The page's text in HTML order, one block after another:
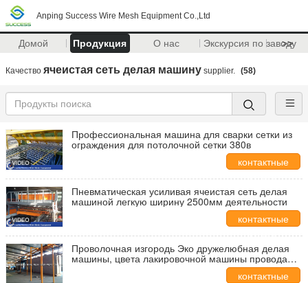
Anping Success Wire Mesh Equipment Co.,Ltd
Домой Продукция О нас Экскурсия по заводу
>>
Качество ячеистая сеть делая машину supplier. (58)
Профессиональная машина для сварки сетки из
ограждения для потолочной сетки 380в
контактные
данные
Пневматическая усиливая ячеистая сеть делая
машиной легкую ширину 2500мм деятельности
контактные
данные
Проволочная изгородь Эко дружелюбная делая
машины, цвета лакировочной машины провода
контактные